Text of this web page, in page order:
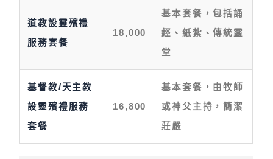
道教設靈殯禮
服務套餐
18,000
基本套餐，包括誦
經、紙紮、傳統靈
堂
基督教/天主教
設靈殯禮服務
套餐
16,800
基本套餐，由牧師
或神父主持，簡潔
莊嚴